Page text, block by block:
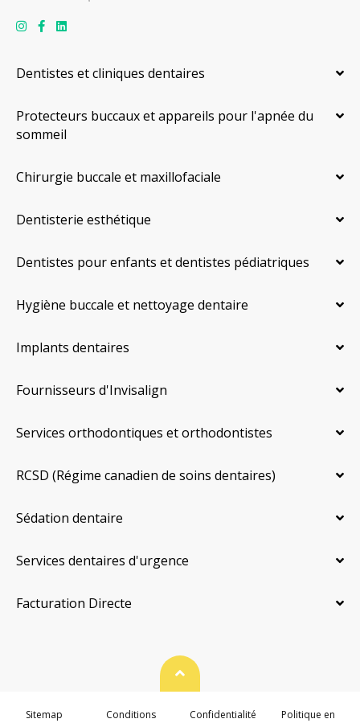
Dentistes et cliniques dentaires
Protecteurs buccaux et appareils pour l'apnée du
sommeil
Chirurgie buccale et maxillofaciale
Dentisterie esthétique
Dentistes pour enfants et dentistes pédiatriques
Hygiène buccale et nettoyage dentaire
Implants dentaires
Fournisseurs d'Invisalign
Services orthodontiques et orthodontistes
RCSD (Régime canadien de soins dentaires)
Sédation dentaire
Services dentaires d'urgence
Facturation Directe
Haut de page
Sitemap
Conditions
Confidentialité
Politique en